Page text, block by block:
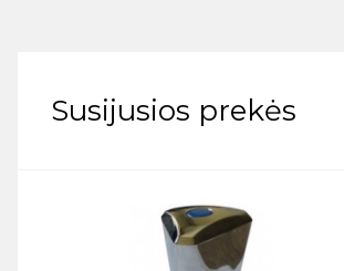
Susijusios prekės